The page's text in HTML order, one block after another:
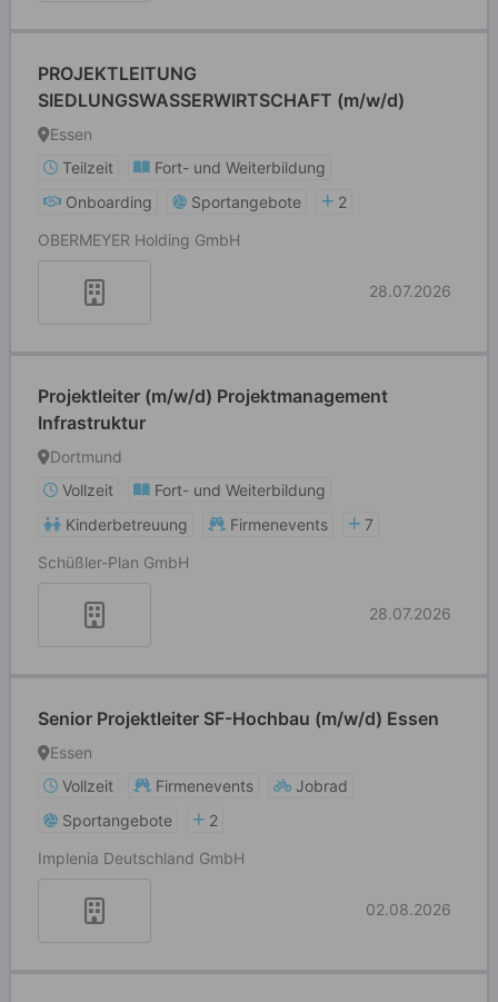
PROJEKTLEITUNG
SIEDLUNGSWASSERWIRTSCHAFT (m/w/d)
Essen
Teilzeit
Fort- und Weiterbildung
Onboarding
Sportangebote
2
OBERMEYER Holding GmbH
28.07.2026
Projektleiter (m/w/d) Projektmanagement
Infrastruktur
Dortmund
Vollzeit
Fort- und Weiterbildung
Kinderbetreuung
Firmenevents
7
Schüßler-Plan GmbH
28.07.2026
Senior Projektleiter SF-Hochbau (m/w/d) Essen
Essen
Vollzeit
Firmenevents
Jobrad
Sportangebote
2
Implenia Deutschland GmbH
02.08.2026